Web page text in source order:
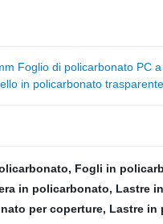
Foglio di policarbonato PC
in policarbonato
, Fogli in
in policarbonato, Lastre
per coperture, Lastre in